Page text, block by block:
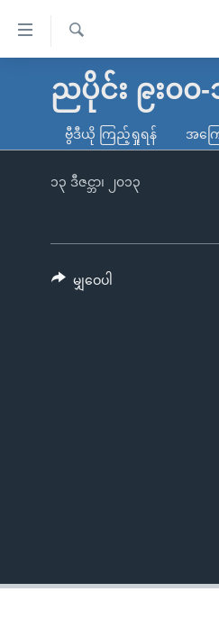
လွယ်ကူ
သည့်
မူလစာမျက်နှာ
ကမ္ဘာ့သတင်းများ
နိုင်ငံတကာ
တရုတ်
အစ္စရေး-ပါလက်စတိုင်း
ရပ်ဝန်းတခု လမ်းတခု အလွန်
အင်္ဂလိပ်စာလေ့လာမယ်
ရ
လာ
ညပိုင်း ၉း၀၀-
ဗွီဒီယို ကြည့်ရှုရန် အကြ
၁၃ ဒီဇင္ဘာ၊ ၂၀၁၃
မျှဝေပါ